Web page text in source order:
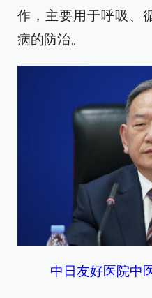
作，主要用于呼吸、
病的防治。
中日友好医院中